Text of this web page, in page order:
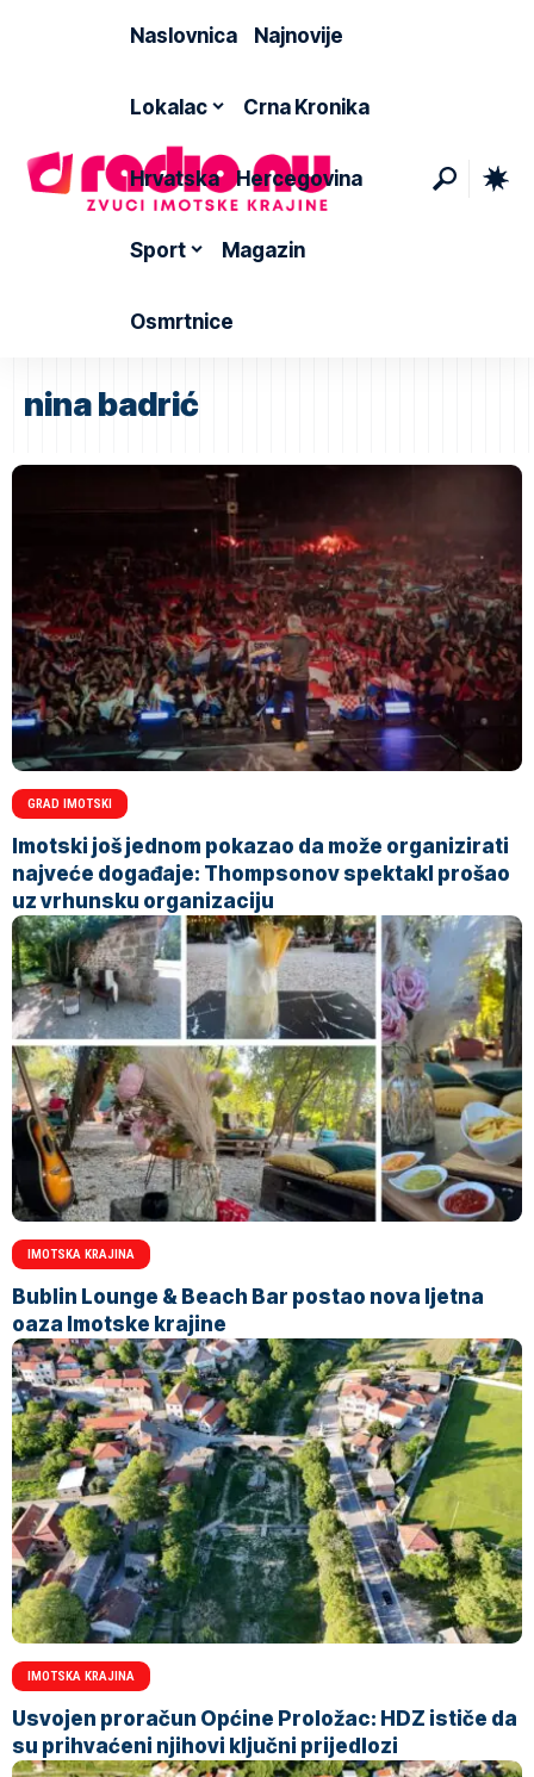
Naslovnica Najnovije
Lokalac Crna Kronika
Hrvatska Hercegovina
Sport Magazin
Osmrtnice
nina badrić
GRAD IMOTSKI
Imotski još jednom pokazao da može organizirati
najveće događaje: Thompsonov spektakl prošao
uz vrhunsku organizaciju
IMOTSKA KRAJINA
Bublin Lounge & Beach Bar postao nova ljetna
oaza Imotske krajine
IMOTSKA KRAJINA
Usvojen proračun Općine Proložac: HDZ ističe da
su prihvaćeni njihovi ključni prijedlozi